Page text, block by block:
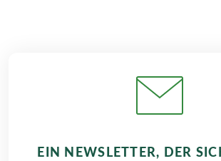
EIN NEWSLETTER, DER